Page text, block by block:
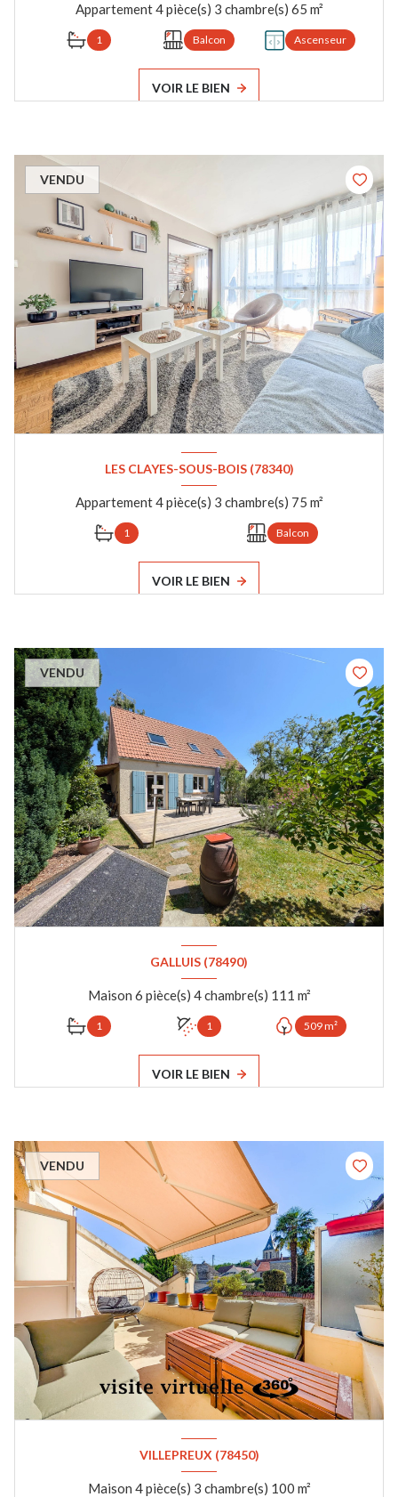
Appartement 4 pièce(s) 3 chambre(s) 65 m²
1 Balcon Ascenseur
VOIR LE BIEN
VENDU
LES CLAYES-SOUS-BOIS (78340)
Appartement 4 pièce(s) 3 chambre(s) 75 m²
1 Balcon
VOIR LE BIEN
VENDU
GALLUIS (78490)
Maison 6 pièce(s) 4 chambre(s) 111 m²
1 1 509 m²
VOIR LE BIEN
VENDU
VILLEPREUX (78450)
Maison 4 pièce(s) 3 chambre(s) 100 m²